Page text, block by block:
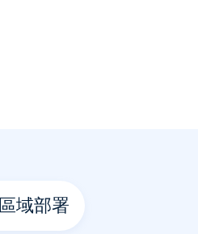
區域部署